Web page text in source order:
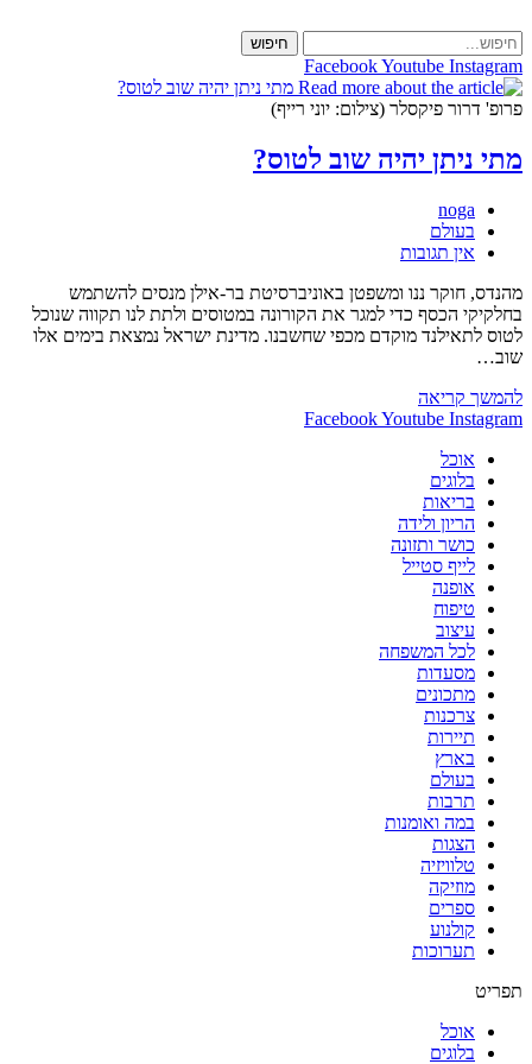
to
content
חיפוש
FacebookYoutube Instagram
פרופ' דרור פיקסלר (צילום: יוני רייף)
מתי ניתן יהיה שוב לטוס?
מחבר:
noga
קטגוריה:
בעולם
תגובות:
אין תגובות
מהנדס, חוקר ננו ומשפטן באוניברסיטת בר-אילן מנסים להשתמש
בחלקיקי הכסף כדי למגר את הקורונה במטוסים ולתת לנו תקווה שנוכל
לטוס לתאילנד מוקדם מכפי שחשבנו. מדינת ישראל נמצאת בימים אלו
שוב…
להמשך קריאהמתי
ניתן
FacebookYoutube Instagram
אוכל
בלוגים
בריאות
הריון ולידה
כושר ותזונה
לייף סטייל
אופנה
טיפוח
עיצוב
לכל המשפחה
מסעדות
מתכונים
צרכנות
תיירות
בארץ
בעולם
תרבות
במה ואומנות
הצגות
טלוויזיה
מוזיקה
ספרים
קולנוע
תערוכות
תפריט
אוכל
בלוגים